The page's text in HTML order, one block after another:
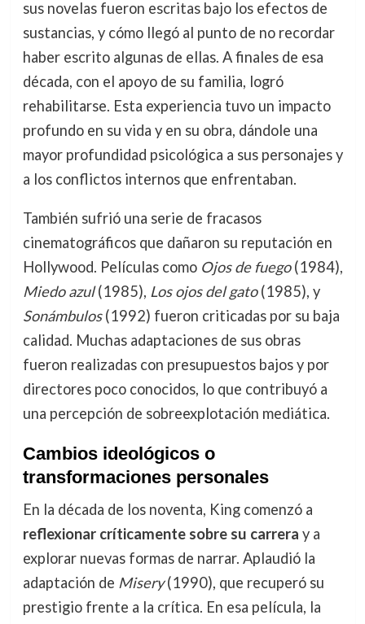
sus novelas fueron escritas bajo los efectos de
sustancias, y cómo llegó al punto de no recordar
haber escrito algunas de ellas. A finales de esa
década, con el apoyo de su familia, logró
rehabilitarse. Esta experiencia tuvo un impacto
profundo en su vida y en su obra, dándole una
mayor profundidad psicológica a sus personajes y
a los conflictos internos que enfrentaban.
También sufrió una serie de fracasos
cinematográficos que dañaron su reputación en
Hollywood. Películas como Ojos de fuego(1984),
Miedo azul(1985), Los ojos del gato(1985), y
Sonámbulos(1992) fueron criticadas por su baja
calidad. Muchas adaptaciones de sus obras
fueron realizadas con presupuestos bajos y por
directores poco conocidos, lo que contribuyó a
una percepción de sobreexplotación mediática.
Cambios ideológicos o
transformaciones personales
En la década de los noventa, King comenzó a
reflexionar críticamente sobre su carrera y a
explorar nuevas formas de narrar. Aplaudió la
adaptación de Misery(1990), que recuperó su
prestigio frente a la crítica. En esa película, la